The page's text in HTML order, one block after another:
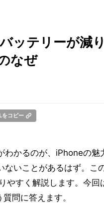
ッテリーが減
なぜ
をコピー
わかるのが、iPhoneの
ないことがあるはず。こ
やすく解説します。今
問に答えます。